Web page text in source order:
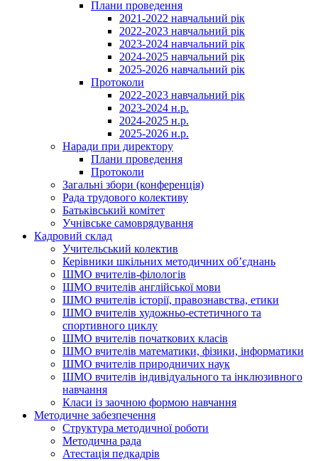
Плани проведення
2021-2022 навчальний рік
2022-2023 навчальний рік
2023-2024 навчальний рік
2024-2025 навчальний рік
2025-2026 навчальний рік
Протоколи
2022-2023 навчальний рік
2023-2024 н.р.
2024-2025 н.р.
2025-2026 н.р.
Наради при директору
Плани проведення
Протоколи
Загальні збори (конференція)
Рада трудового колективу
Батьківський комітет
Учнівське самоврядування
Кадровий склад
Учительський колектив
Керівники шкільних методичних об’єднань
ШМО вчителів-філологів
ШМО вчителів англійської мови
ШМО вчителів історії, правознавства, етики
ШМО вчителів художньо-естетичного та
спортивного циклу
ШМО вчителів початкових класів
ШМО вчителів математики, фізики, інформатики
ШМО вчителів природничих наук
ШМО вчителів індивідуального та інклюзивного
навчання
Класи із заочною формою навчання
Методичне забезпечення
Структура методичної роботи
Методична рада
Атестація педкадрів